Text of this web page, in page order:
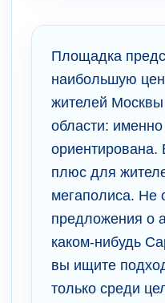
Площадка
наибольшую
жителей
области:
плюс для
мегаполиса. Не
предложения о
каком-нибудь
вы ищите
только среди